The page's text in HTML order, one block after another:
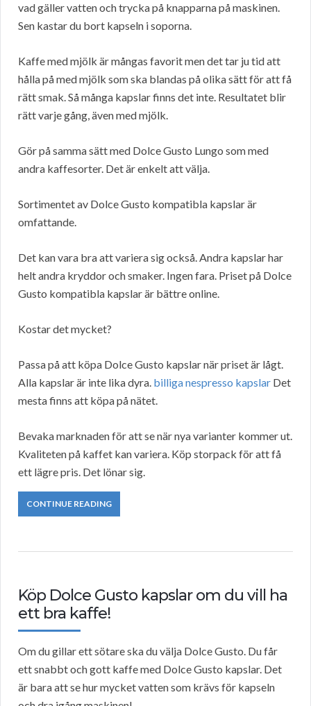
vad gäller vatten och trycka på knapparna på maskinen.
Sen kastar du bort kapseln i soporna.
Kaffe med mjölk är mångas favorit men det tar ju tid att
hålla på med mjölk som ska blandas på olika sätt för att få
rätt smak. Så många kapslar finns det inte. Resultatet blir
rätt varje gång, även med mjölk.
Gör på samma sätt med Dolce Gusto Lungo som med
andra kaffesorter. Det är enkelt att välja.
Sortimentet av Dolce Gusto kompatibla kapslar är
omfattande.
Det kan vara bra att variera sig också. Andra kapslar har
helt andra kryddor och smaker. Ingen fara. Priset på Dolce
Gusto kompatibla kapslar är bättre online.
Kostar det mycket?
Passa på att köpa Dolce Gusto kapslar när priset är lågt.
Alla kapslar är inte lika dyra. billiga nespresso kapslar Det
mesta finns att köpa på nätet.
Bevaka marknaden för att se när nya varianter kommer ut.
Kvaliteten på kaffet kan variera. Köp storpack för att få
ett lägre pris. Det lönar sig.
CONTINUE READING
Köp Dolce Gusto kapslar om du vill ha
ett bra kaffe!
Om du gillar ett sötare ska du välja Dolce Gusto. Du får
ett snabbt och gott kaffe med Dolce Gusto kapslar. Det
är bara att se hur mycket vatten som krävs för kapseln